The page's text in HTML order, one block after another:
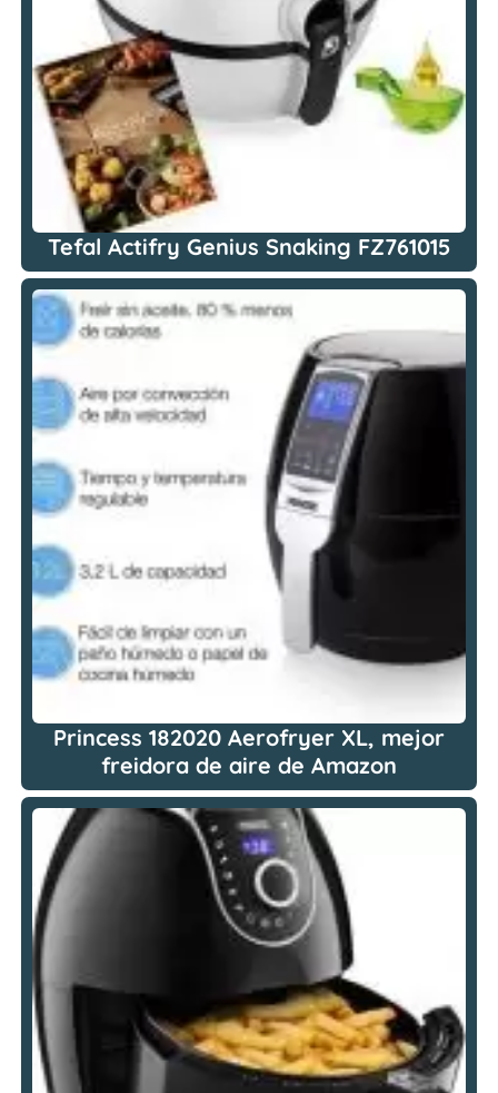
Tefal Actifry Genius Snaking FZ761015
Princess 182020 Aerofryer XL, mejor
freidora de aire de Amazon